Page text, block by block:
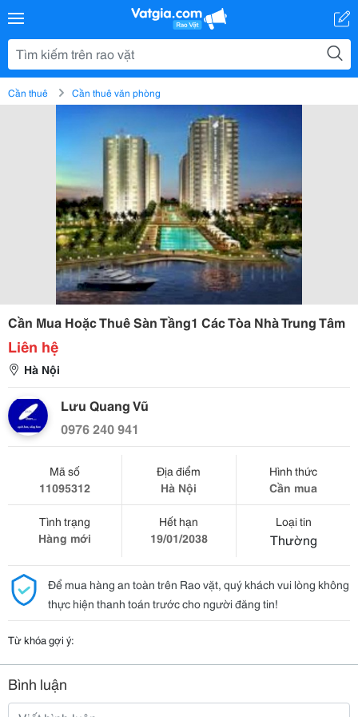
Cần thuê Cần thuê văn phòng
Cần Mua Hoặc Thuê Sàn Tầng1 Các Tòa Nhà Trung Tâm
Liên hệ
Hà Nội
Lưu Quang Vũ
0976 240 941
Mã số
11095312
Địa điểm
Hà Nội
Hình thức
Cần mua
Tình trạng
Hàng mới
Hết hạn
19/01/2038
Loại tin
Thường
Để mua hàng an toàn trên Rao vặt, quý khách vui lòng không
thực hiện thanh toán trước cho người đăng tin!
Từ khóa gợi ý:
Bình luận